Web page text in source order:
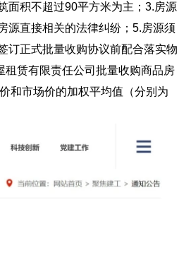
面积不超过90平方米为主；3.房源
源直接相关的法律纠纷；5.房源须
订正式批量收购协议前配合落实物
赁有限责任公司批量收购商品房
和市场价的加权平均值（分别为